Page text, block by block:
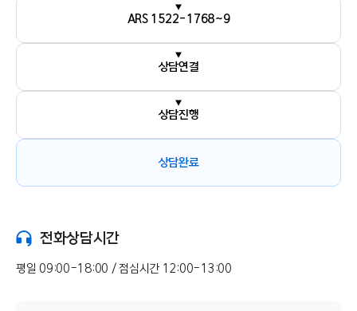
ARS 1522-1768~9
상담연결
상담진행
상담완료
전화상담시간
평일 09:00-18:00 / 점심시간 12:00-13:00